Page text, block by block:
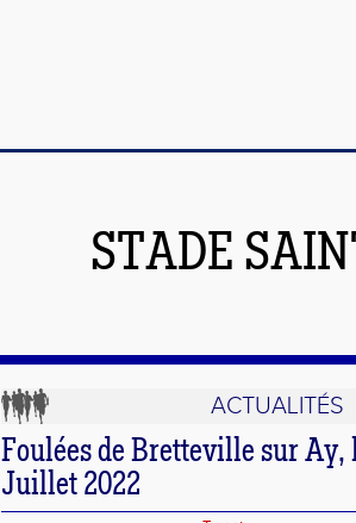
STADE
ACTUALITÉS
Foulées de Bretteville sur Ay,
Juillet 2022